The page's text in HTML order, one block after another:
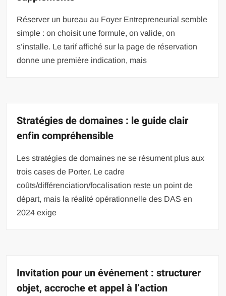
Réserver un bureau au Foyer Entrepreneurial semble
simple : on choisit une formule, on valide, on
s’installe. Le tarif affiché sur la page de réservation
donne une première indication, mais
Stratégies de domaines : le guide clair
enfin compréhensible
Les stratégies de domaines ne se résument plus aux
trois cases de Porter. Le cadre
coûts/différenciation/focalisation reste un point de
départ, mais la réalité opérationnelle des DAS en
2024 exige
Invitation pour un événement : structurer
objet, accroche et appel à l’action